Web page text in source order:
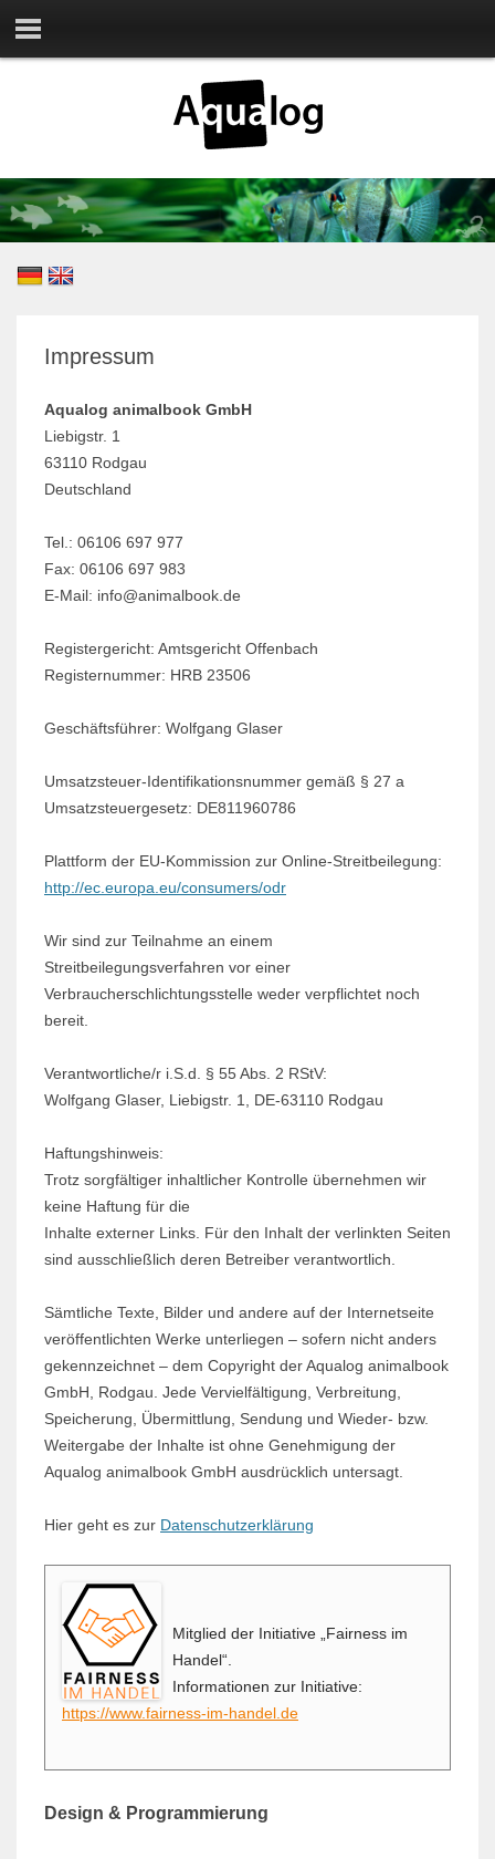
Impressum
Aqualog animalbook GmbH
Liebigstr. 1
63110 Rodgau
Deutschland
Tel.: 06106 697 977
Fax: 06106 697 983
E-Mail: info@animalbook.de
Registergericht: Amtsgericht Offenbach
Registernummer: HRB 23506
Geschäftsführer: Wolfgang Glaser
Umsatzsteuer-Identifikationsnummer gemäß § 27 a
Umsatzsteuergesetz: DE811960786
Plattform der EU-Kommission zur Online-Streitbeilegung:
http://ec.europa.eu/consumers/odr
Wir sind zur Teilnahme an einem
Streitbeilegungsverfahren vor einer
Verbraucherschlichtungsstelle weder verpflichtet noch
bereit.
Verantwortliche/r i.S.d. § 55 Abs. 2 RStV:
Wolfgang Glaser, Liebigstr. 1, DE-63110 Rodgau
Haftungshinweis:
Trotz sorgfältiger inhaltlicher Kontrolle übernehmen wir
keine Haftung für die
Inhalte externer Links. Für den Inhalt der verlinkten Seiten
sind ausschließlich deren Betreiber verantwortlich.
Sämtliche Texte, Bilder und andere auf der Internetseite
veröffentlichten Werke unterliegen – sofern nicht anders
gekennzeichnet – dem Copyright der Aqualog animalbook
GmbH, Rodgau. Jede Vervielfältigung, Verbreitung,
Speicherung, Übermittlung, Sendung und Wieder- bzw.
Weitergabe der Inhalte ist ohne Genehmigung der
Aqualog animalbook GmbH ausdrücklich untersagt.
Hier geht es zur Datenschutzerklärung
Mitglied der Initiative „Fairness im
Handel“.
Informationen zur Initiative:
https://www.fairness-im-handel.de
Design & Programmierung